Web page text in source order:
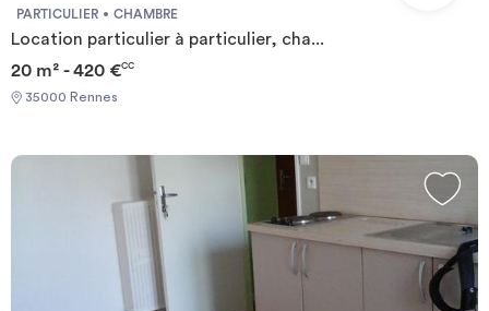
PARTICULIER CHAMBRE
Location particulier à particulier, cha...
20 m² - 420 €CC
35000 Rennes